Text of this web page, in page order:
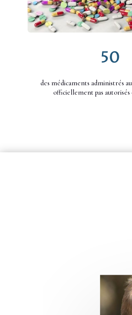
50
des médicaments administrés
officiellement pas autorisés